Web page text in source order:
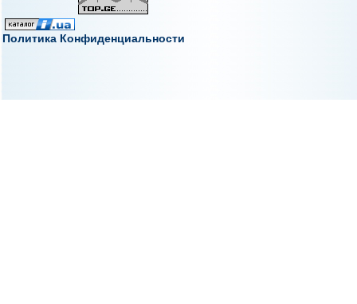
Политика Конфиденциальности